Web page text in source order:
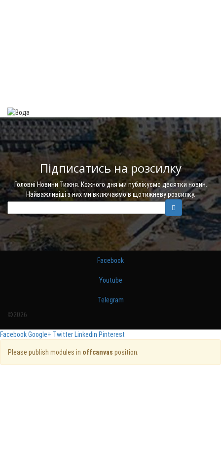
Підписатись на розсилку
Головні Новини Тижня. Кожного дня ми публікуємо десятки новин.
Найважливіші з них ми включаємо в щотижневу розсилку.
Facebook
Youtube
Telegram
©2026
FacebookGoogle+ Twitter Linkedin Pinterest
Please publish modules in offcanvas position.